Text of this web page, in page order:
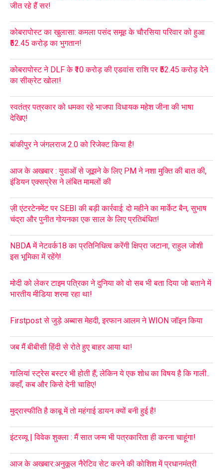
जीत रहे हैं सर!
कोबरापोस्ट का खुलासा: कमला पसंद समूह के चौरसिया परिवार को हुआ
₹52.45 करोड़ का भुगतान!
कोबरापोस्ट ने DLF के ₹10 करोड़ की एडवांस राशि पर ₹52.45 करोड़ देने
का सीक्रेट खोला!
स्वतंत्र पत्रकार को धमका रहे भाजपा विधायक महेश जीना की भाषा
देखिए!
बांकीपुर ने जंगलराज 2.0 को रिजेक्ट किया है!
आज के अखबार : युवाओं से जूझने के लिए PM ने नशा मुक्ति की बात की,
इंडियन एक्सप्रेस ने लंबित मामलों की
ज़ी एंटरटेनमेंट पर SEBI की बड़ी कार्रवाई: दो महीने का मार्केट बैन, सुभाष
चंद्रा और पुनीत गोयनका एक साल के लिए प्रतिबंधित!
NBDA में नेटवर्क18 का प्रतिनिधित्व करेंगी क्षिप्रा जटाना, राहुल जोशी
इस भूमिका में रहेंगे!
मोदी को लेकर टाइम पत्रिका ने दुनिया को वो सब भी बता दिया जो बताने में
भारतीय मीडिया शरमा रहा था!
Firstpost से जुड़े अब्बास मेहदी, इरफान आलम ने WION जॉइन किया
जब मैं बीबीसी हिंदी से रोते हुए बाहर आया था!
गालियां स्ट्रेस बस्टर भी होती हैं; लेकिन ये एक शोध का विषय है कि गाली..
कहाँ, कब और किसे देनी चाहिए!
मुद्रास्फीति है काबू में तो महंगाई डायन क्यों बनी हुई है!
इंटरव्यू | विवेक शुक्ला : मैं सात जन्म भी पत्रकारिता ही करना चाहूंगा!
आज के अखबार:अनुकूल नैरेटिव सेट करने की कोशिश में प्रधानमंत्री